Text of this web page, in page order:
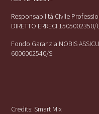
Responsabilità Civile
DIRETTO ERRECI 1505002350/
Fondo Garanzia NOBIS
6006002540/S
Credits:Smart Mix